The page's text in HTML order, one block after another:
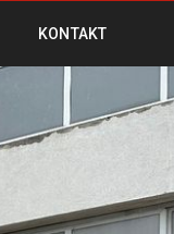
KONTAKT